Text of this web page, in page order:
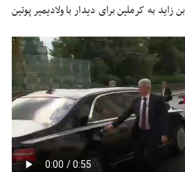
به کرملین برای دیدار با ولادیمیر پوتین